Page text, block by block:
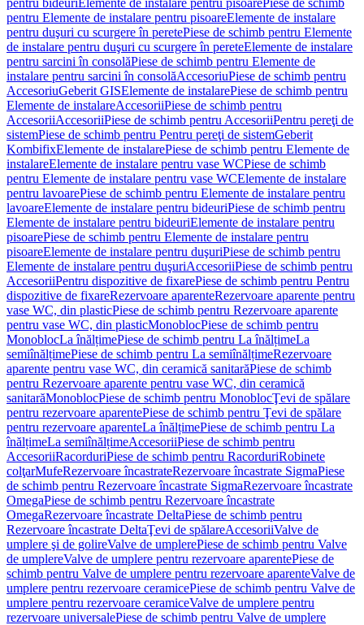
pentru bideuriElemente de instalare pentru pisoarePiese de schimb
pentru Elemente de instalare pentru pisoareElemente de instalare
pentru duşuri cu scurgere în peretePiese de schimb pentru Elemente
de instalare pentru duşuri cu scurgere în pereteElemente de instalare
pentru sarcini în consolăPiese de schimb pentru Elemente de
instalare pentru sarcini în consolăAccesoriuPiese de schimb pentru
AccesoriuGeberit GISElemente de instalarePiese de schimb pentru
Elemente de instalareAccesoriiPiese de schimb pentru
AccesoriiAccesoriiPiese de schimb pentru AccesoriiPentru pereţi de
sistemPiese de schimb pentru Pentru pereţi de sistemGeberit
KombifixElemente de instalarePiese de schimb pentru Elemente de
instalareElemente de instalare pentru vase WCPiese de schimb
pentru Elemente de instalare pentru vase WCElemente de instalare
pentru lavoarePiese de schimb pentru Elemente de instalare pentru
lavoareElemente de instalare pentru bideuriPiese de schimb pentru
Elemente de instalare pentru bideuriElemente de instalare pentru
pisoarePiese de schimb pentru Elemente de instalare pentru
pisoareElemente de instalare pentru duşuriPiese de schimb pentru
Elemente de instalare pentru duşuriAccesoriiPiese de schimb pentru
AccesoriiPentru dispozitive de fixarePiese de schimb pentru Pentru
dispozitive de fixareRezervoare aparenteRezervoare aparente pentru
vase WC, din plasticPiese de schimb pentru Rezervoare aparente
pentru vase WC, din plasticMonoblocPiese de schimb pentru
MonoblocLa înălțimePiese de schimb pentru La înălțimeLa
semiînălțimePiese de schimb pentru La semiînălțimeRezervoare
aparente pentru vase WC, din ceramică sanitarăPiese de schimb
pentru Rezervoare aparente pentru vase WC, din ceramică
sanitarăMonoblocPiese de schimb pentru MonoblocŢevi de spălare
pentru rezervoare aparentePiese de schimb pentru Ţevi de spălare
pentru rezervoare aparenteLa înălțimePiese de schimb pentru La
înălțimeLa semiînălțimeAccesoriiPiese de schimb pentru
AccesoriiRacorduriPiese de schimb pentru RacorduriRobinete
colţarMufeRezervoare încastrateRezervoare încastrate SigmaPiese
de schimb pentru Rezervoare încastrate SigmaRezervoare încastrate
OmegaPiese de schimb pentru Rezervoare încastrate
OmegaRezervoare încastrate DeltaPiese de schimb pentru
Rezervoare încastrate DeltaŢevi de spălareAccesoriiValve de
umplere şi de golireValve de umplerePiese de schimb pentru Valve
de umplereValve de umplere pentru rezervoare aparentePiese de
schimb pentru Valve de umplere pentru rezervoare aparenteValve de
umplere pentru rezervoare ceramicePiese de schimb pentru Valve de
umplere pentru rezervoare ceramiceValve de umplere pentru
rezervoare universalePiese de schimb pentru Valve de umplere